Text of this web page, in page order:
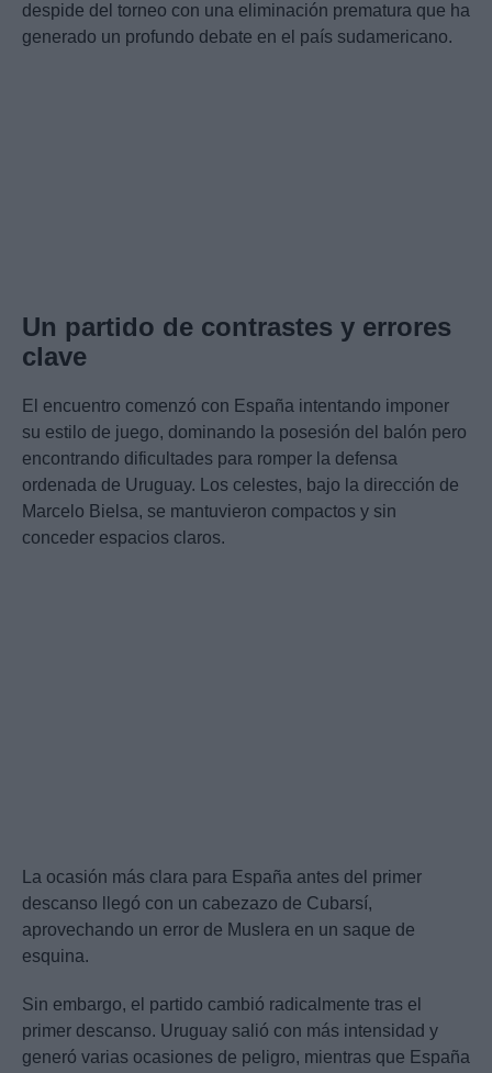
despide del torneo con una eliminación prematura que ha
generado un profundo debate en el país sudamericano.
Un partido de contrastes y errores
clave
El encuentro comenzó con España intentando imponer
su estilo de juego, dominando la posesión del balón pero
encontrando dificultades para romper la defensa
ordenada de Uruguay. Los celestes, bajo la dirección de
Marcelo Bielsa, se mantuvieron compactos y sin
conceder espacios claros.
La ocasión más clara para España antes del primer
descanso llegó con un cabezazo de Cubarsí,
aprovechando un error de Muslera en un saque de
esquina.
Sin embargo, el partido cambió radicalmente tras el
primer descanso. Uruguay salió con más intensidad y
generó varias ocasiones de peligro, mientras que España